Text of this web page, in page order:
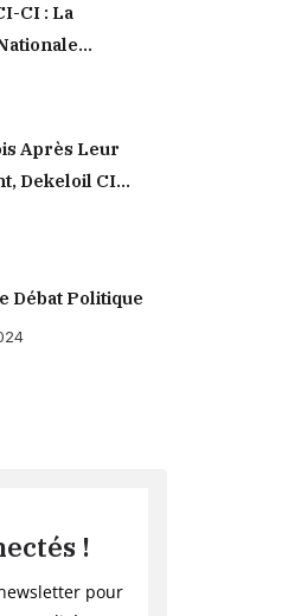
CI : La
Suspendue
Après Leur
Dekeloil CI
Ex-Ouvriers Un
Débat Politique
!
pour